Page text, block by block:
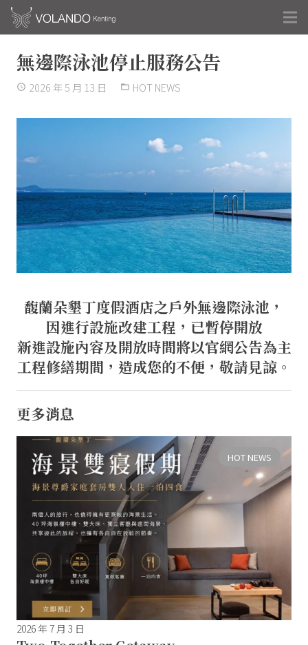
無邊際泳池停止服務公告
access_time 2026 年 5 月 13 日 folder_open HOT NEWS
馥蘭朵墾丁度假酒店之戶外無邊際泳池，
因進行設施改建工程，已暫停開放
新進設施內容及開放時間將以官網公告為主
工程修繕期間，造成您的不便，敬請見諒。
更多消息
HOT NEWS
2026 年 7 月 3 日